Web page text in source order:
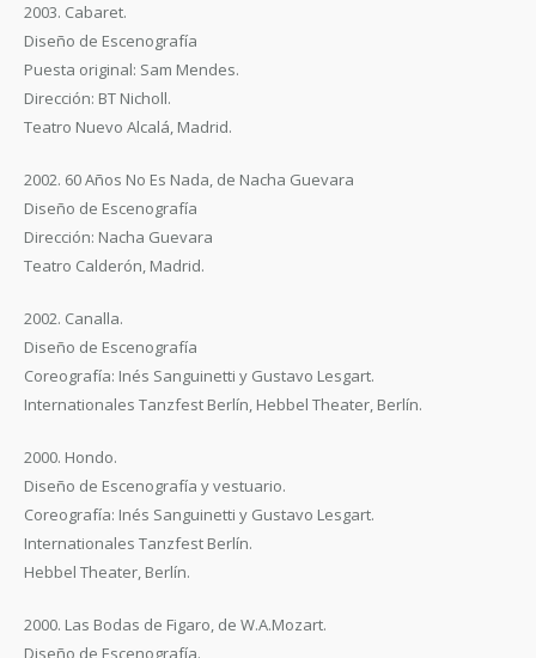
2003. Cabaret.
Diseño de Escenografía
Puesta original: Sam Mendes.
Dirección: BT Nicholl.
Teatro Nuevo Alcalá, Madrid.
2002. 60 Años No Es Nada, de Nacha Guevara
Diseño de Escenografía
Dirección: Nacha Guevara
Teatro Calderón, Madrid.
2002. Canalla.
Diseño de Escenografía
Coreografía: Inés Sanguinetti y Gustavo Lesgart.
Internationales Tanzfest Berlín, Hebbel Theater, Berlín.
2000. Hondo.
Diseño de Escenografía y vestuario.
Coreografía: Inés Sanguinetti y Gustavo Lesgart.
Internationales Tanzfest Berlín.
Hebbel Theater, Berlín.
2000. Las Bodas de Figaro, de W.A.Mozart.
Diseño de Escenografía.